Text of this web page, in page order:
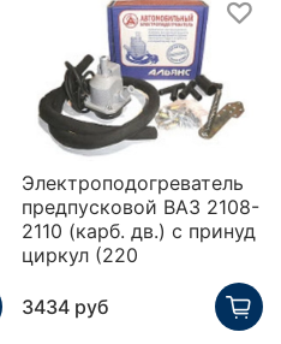
Электроподогреватель
предпусковой ВАЗ 2108-
2110 (карб. дв.) с принуд
циркул (220
3434 руб